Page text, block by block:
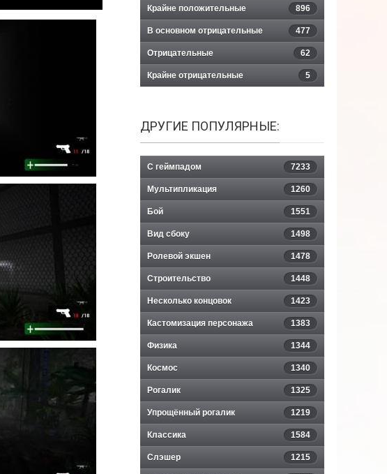
Крайне положительные 896
В основном отрицательные 477
Отрицательные 62
Крайне отрицательные 5
ДРУГИЕ ПОПУЛЯРНЫЕ:
С геймпадом 7233
Мультипликация 1260
Бой 1551
Вид сбоку 1498
Ролевой экшен 1478
Строительство 1448
Несколько концовок 1423
Кастомизация персонажа 1383
Физика 1344
Космос 1340
Рогалик 1325
Упрощённый рогалик 1219
Классика 1584
Слэшер 1215